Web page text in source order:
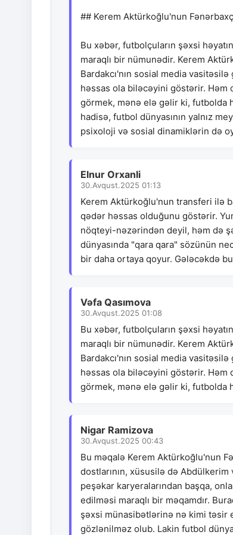
## Kerem Aktürkoğlu'nun
Bu xəbər, futbolçuların şəxsi
maraqlı bir nümunədir. Kerem
Bardakcı'nın sosial media
həssas ola biləcəyini göstərir. Həm
görmek, mənə elə gəlir ki, futbolda
hadisə, futbol dünyasının yalnız
psixoloji və sosial dinamiklərin də
Elnur Orxanli
30.Avqust.2025 01:13
Kerem Aktürkoğlu'nun transferi ilə
qədər həssas olduğunu göstərir.
nöqteyi-nəzərindən deyil, həm də
dünyasında "qara qara" sözünün
bir daha ortaya qoyur. Gələcəkdə
Vəfa Qasımova
30.Avqust.2025 01:08
Bu xəbər, futbolçuların şəxsi
maraqlı bir nümunədir. Kerem
Bardakcı'nın sosial media
həssas ola biləcəyini göstərir. Həm
görmek, mənə elə gəlir ki, futbolda
Nigar Ramizova
30.Avqust.2025 00:43
Bu məqalə Kerem Aktürkoğlu'nun
dostlarının, xüsusilə də
peşəkar karyeralarından başqa,
edilməsi maraqlı bir məqamdır.
şəxsi münasibətlərinə nə kimi təsir
gözlənilməz olub. Lakin futbol